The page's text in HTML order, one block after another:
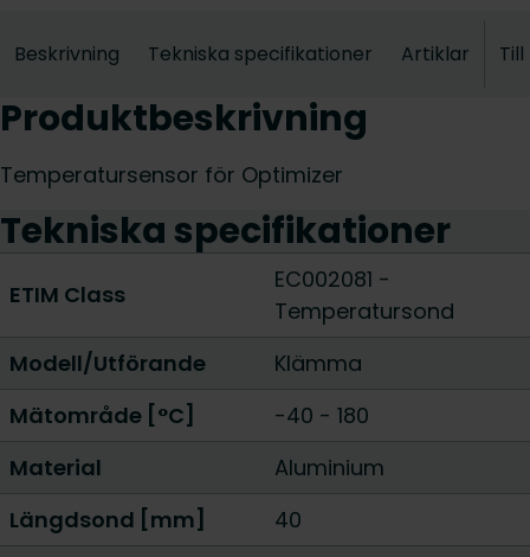
Beskrivning Tekniska specifikationer Artiklar
Produktbeskrivning
Temperatursensor för Optimizer
Tekniska specifikationer
ETIM Class
EC002081 -
Temperatursond
Modell/Utförande
Klämma
Mätområde [°C]
-40 - 180
Material
Aluminium
Längdsond [mm]
40